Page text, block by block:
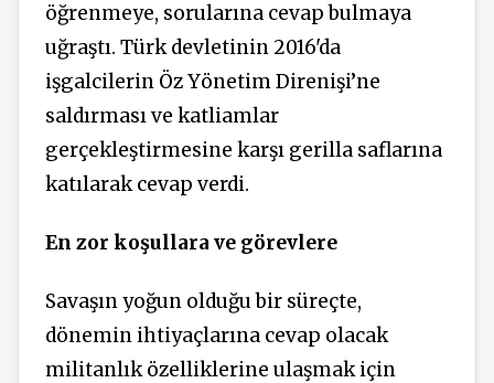
öğrenmeye, sorularına cevap bulmaya
uğraştı. Türk devletinin 2016'da
işgalcilerin Öz Yönetim Direnişi’ne
saldırması ve katliamlar
gerçekleştirmesine karşı gerilla saflarına
katılarak cevap verdi.
En zor koşullara ve görevlere
Savaşın yoğun olduğu bir süreçte,
dönemin ihtiyaçlarına cevap olacak
militanlık özelliklerine ulaşmak için